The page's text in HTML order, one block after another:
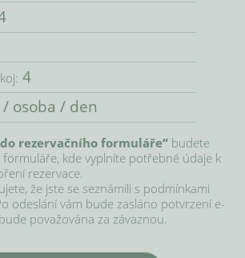
4
/ osoba / den
rezervačního formuláře“ budete
kde vyplníte potřebné údaje k
rezervace.
že jste se seznámili s podmínkami
odeslání vám bude zasláno potvrzení e-
považována za závaznou.